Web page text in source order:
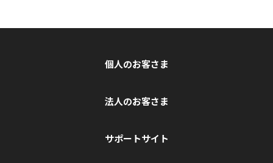
個人のお客さま
法人のお客さま
サポートサイト